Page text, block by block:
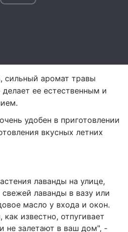
сильный аромат травы
делает ее естественным и
удобен в приготовлении
вкусных летних
лаванды на улице,
свежей лаванды в вазу или
масло у входа и окон.
известно, отпугивает
не залетают в ваш дом", -